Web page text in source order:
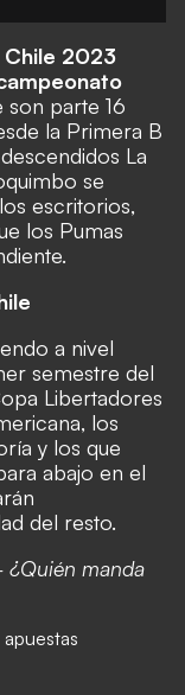
Chile 2023
son parte 16
la Primera B
La
se
escritorios,
los Pumas
a nivel
semestre del
Libertadores
los
y los que
abajo en el
del resto.
¿Quién manda